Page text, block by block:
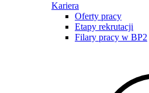
Kariera
Oferty pracy
Etapy rekrutacji
Filary pracy w BP2